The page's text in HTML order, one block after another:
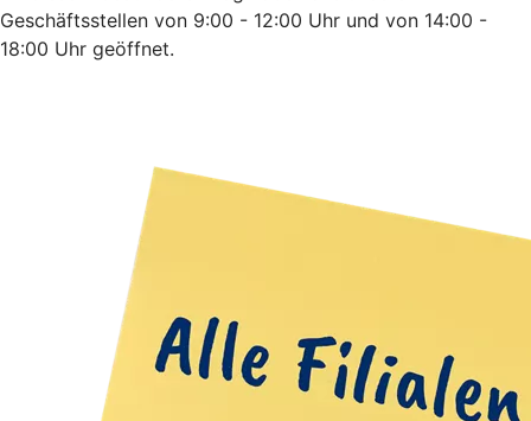
Geschäftsstellen von 9:00 - 12:00 Uhr und von 14:00 -
18:00 Uhr geöffnet.